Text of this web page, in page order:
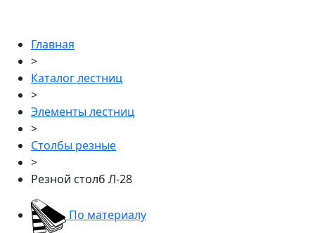
Главная
>
Каталог лестниц
>
Элементы лестниц
>
Столбы резные
>
Резной столб Л-28
По материалу